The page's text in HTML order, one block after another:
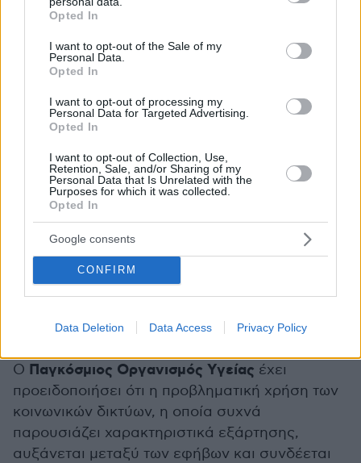
grant or deny consent to Google and its third-party tags to
use your data for below specified purposes in below Google
consent section.
Opted In
I want to opt-out of the Sale of my
Personal Data.
Opted In
I want to opt-out of processing my
Personal Data for Targeted Advertising.
Opted In
I want to opt-out of Collection, Use,
Retention, Sale, and/or Sharing of my
Personal Data that Is Unrelated with the
Purposes for which it was collected.
Opted In
Google consents
CONFIRM
Data Deletion Data Access Privacy Policy
Δεν επαρκούν τα υφιστάμενα μέτρα, λένε οι
οικογένειες
Οι οικογένειες που συμμετέχουν στην αγωγή
υποστηρίζουν ότι τα υφιστάμενα μέτρα
ασφαλείας δεν επαρκούν, καθώς τα παιδιά
μπορούν εύκολα να βρουν οδηγίες στο
διαδίκτυο για να παρακάμψουν φίλτρα και
χρονικούς περιορισμούς.
«Η παρακολούθηση της χρήσης των
κοινωνικών δικτύων είναι μια εργασία πλήρους
απασχόλησης. Θα απαιτούσε από τους γονείς
να αφιερώνουν όλο τον χρόνο τους σε αυτό,
κάτι που είναι απλώς ανέφικτο», δήλωσε η
Ένωσης Πολύτεκνων Οικογενειών τηςΙταλίας
Ο Παγκόσμιος Οργανισμός Υγείας έχει
προειδοποιήσει ότι η προβληματική χρήση των
κοινωνικών δικτύων, η οποία συχνά
παρουσιάζει χαρακτηριστικά εξάρτησης,
αυξάνεται μεταξύ των εφήβων και συνδέεται